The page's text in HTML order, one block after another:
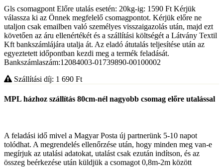
Gls csomagpont Előre utalás esetén: 20kg-ig: 1590 Ft Kérjük
válassza ki az Önnek megfelelő csomagpontot. Kérjük előre ne
utaljon csak emailben való személyes visszaigazolás után, majd ezt
követően az áru ellenértékét és a szállítási költségét a Látvány Textil
Kft bankszámlájára utalja át. Az eladó átutalás teljesítése után az
egyeztetett időpontban kezdi meg a termék feladását.
Bankszámlaszám:12084003-01739890-00100002
Szállítási díj: 1 690 Ft
MPL házhoz szállítás 80cm-nél nagyobb csomag előre utalással
A feladási idő mivel a Magyar Posta új partnerünk 5-10 napot
tolódhat. A megrendelés ellenőrzése után, hogy minden meg van-e
megírjuk az utalási adatokat, utalást csak ezután indítson, és az
összeg beérkezése után küldjük a csomagot 0,8m-2m között